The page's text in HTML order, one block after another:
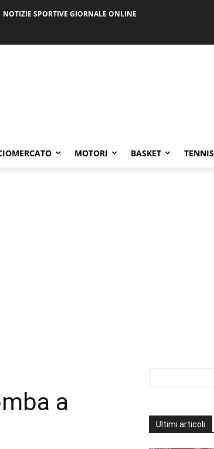
NOTIZIE SPORTIVE GIORNALE ONLINE
MOTORI BASKET TENNIS
a
Ultimi articoli